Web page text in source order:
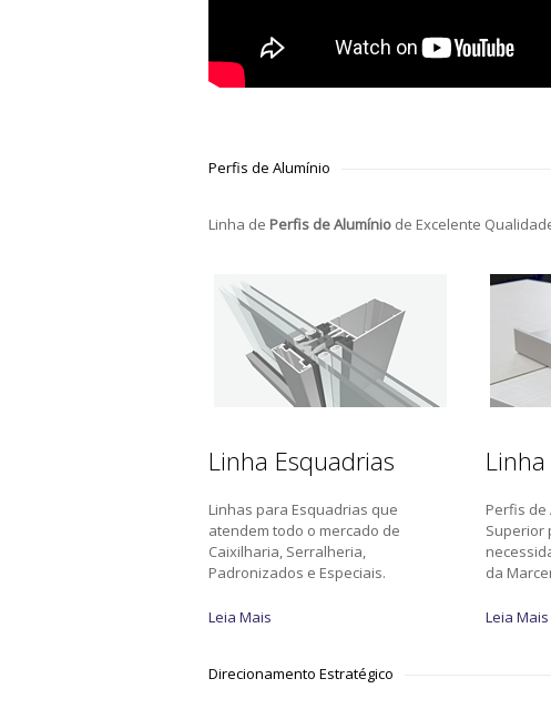
Perfis de Alumínio
Linha de Perfis de Alumínio de Excelente
Linha Esquadrias
Linhas para Esquadrias que
atendem todo o mercado de
Caixilharia, Serralheria,
Padronizados e Especiais.
Leia Mais
Linha
Perfis de
Superior
da
Leia Mais
Direcionamento Estratégico